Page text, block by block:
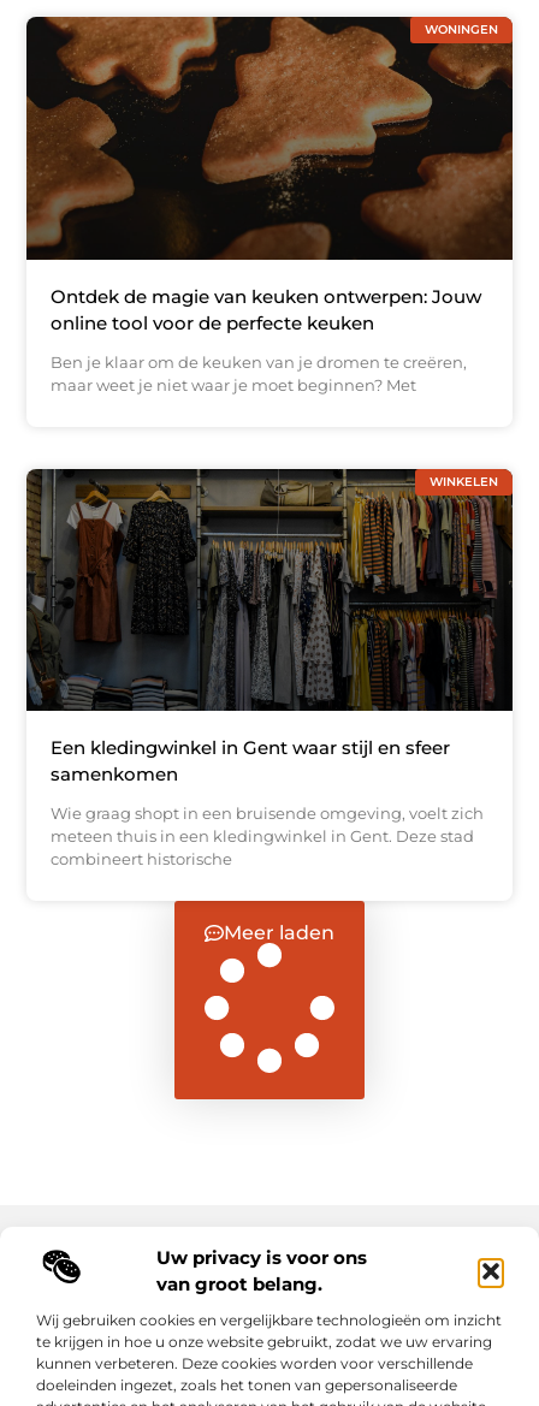
Uw privacy is voor ons
van groot belang.
Wij gebruiken cookies en vergelijkbare technologieën om inzicht
te krijgen in hoe u onze website gebruikt, zodat we uw ervaring
kunnen verbeteren. Deze cookies worden voor verschillende
doeleinden ingezet, zoals het tonen van gepersonaliseerde
WONINGEN
Ontdek de magie van keuken ontwerpen: Jouw
online tool voor de perfecte keuken
Ben je klaar om de keuken van je dromen te creëren,
maar weet je niet waar je moet beginnen? Met
WINKELEN
Een kledingwinkel in Gent waar stijl en sfeer
samenkomen
Wie graag shopt in een bruisende omgeving, voelt zich
meteen thuis in een kledingwinkel in Gent. Deze stad
combineert historische
Meer laden
Main Links
Elke dag een sprankel inspiratie op letroumaulin.be
Praktisch, persoonlijk en positief.